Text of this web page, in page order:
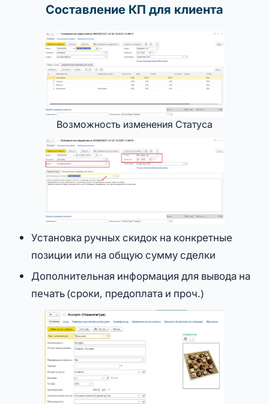
Составление КП для клиента
Возможность изменения Статуса
Установка ручных скидок на конкретные
позиции или на общую сумму сделки
Дополнительная информация для вывода на
печать (сроки, предоплата и проч.)